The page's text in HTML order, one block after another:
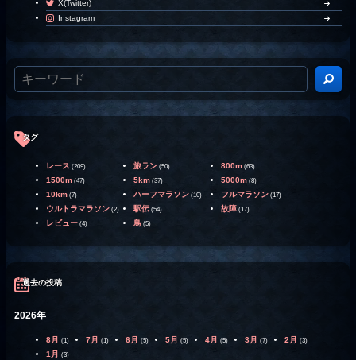
X(Twitter)
Instagram
タグ
レース (209) 旅ラン (50) 800m (63)
1500m (47) 5km (37) 5000m (8)
10km (7) ハーフマラソン (10) フルマラソン (17)
ウルトラマラソン (2) 駅伝 (54) 故障 (17)
レビュー (4) 鳥 (5)
過去の投稿
2026年
8月 (1) 7月 (1) 6月 (5) 5月 (5) 4月 (5) 3月 (7) 2月 (3)
1月 (3)